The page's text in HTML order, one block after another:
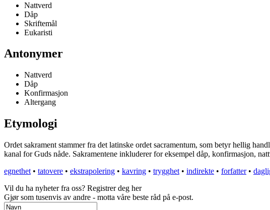
Nattverd
Dåp
Skriftemål
Eukaristi
Antonymer
Nattverd
Dåp
Konfirmasjon
Altergang
Etymologi
Ordet sakrament stammer fra det latinske ordet sacramentum, som betyr hellig
kanal for Guds nåde. Sakramentene inkluderer for eksempel dåp, konfirmasjon,
egnethet • tatovere • ekstrapolering • kavring • trygghet • indirekte • forfatter•
Vil du ha nyheter fra oss? Registrer deg her
Gjør som tusenvis av andre - motta våre beste råd på e-post.